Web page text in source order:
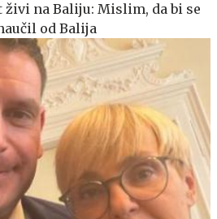
živi na Baliju: Mislim, da bi se
od Balija